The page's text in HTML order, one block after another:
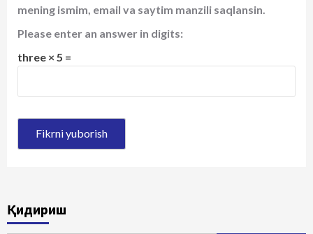
mening ismim, email va saytim manzili saqlansin.
Please enter an answer in digits:
three × 5 =
Қидириш